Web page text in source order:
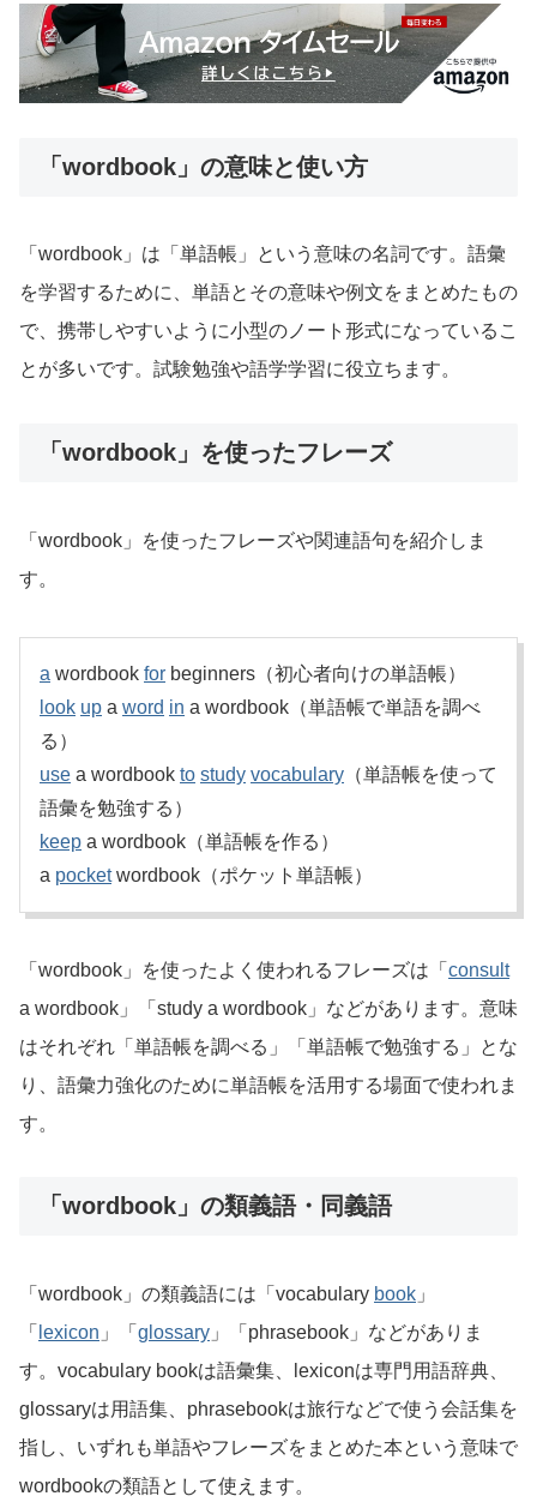
「wordbook」の意味と使い方
「wordbook」は「単語帳」という意味の名詞です。語彙
を学習するために、単語とその意味や例文をまとめたもの
で、携帯しやすいように小型のノート形式になっているこ
とが多いです。試験勉強や語学学習に役立ちます。
「wordbook」を使ったフレーズ
「wordbook」を使ったフレーズや関連語句を紹介しま
す。
a wordbook for beginners（初心者向けの単語帳）
look up a word in a wordbook（単語帳で単語を調べ
る）
use a wordbook to study vocabulary （単語帳を使って
語彙を勉強する）
keep a wordbook（単語帳を作る）
a pocketwordbook（ポケット単語帳）
「wordbook」を使ったよく使われるフレーズは「 consult
a wordbook」「study a wordbook」などがあります。意味
はそれぞれ「単語帳を調べる」「単語帳で勉強する」とな
り、語彙力強化のために単語帳を活用する場面で使われま
す。
「wordbook」の類義語・同義語
「wordbook」の類義語には「vocabulary book 」
「 lexicon 」「 glossary 」「phrasebook」などがありま
す。vocabulary bookは語彙集、lexiconは専門用語辞典、
glossaryは用語集、phrasebookは旅行などで使う会話集を
指し、いずれも単語やフレーズをまとめた本という意味で
wordbookの類語として使えます。